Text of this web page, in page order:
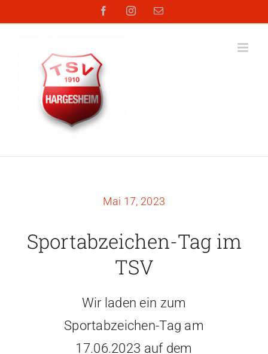
Inhalt
FacebookInstagram
E-
Mai 17, 2023
Sportabzeichen-Tag im
TSV
Wir laden ein zum
Sportabzeichen-Tag am
17.06.2023 auf dem